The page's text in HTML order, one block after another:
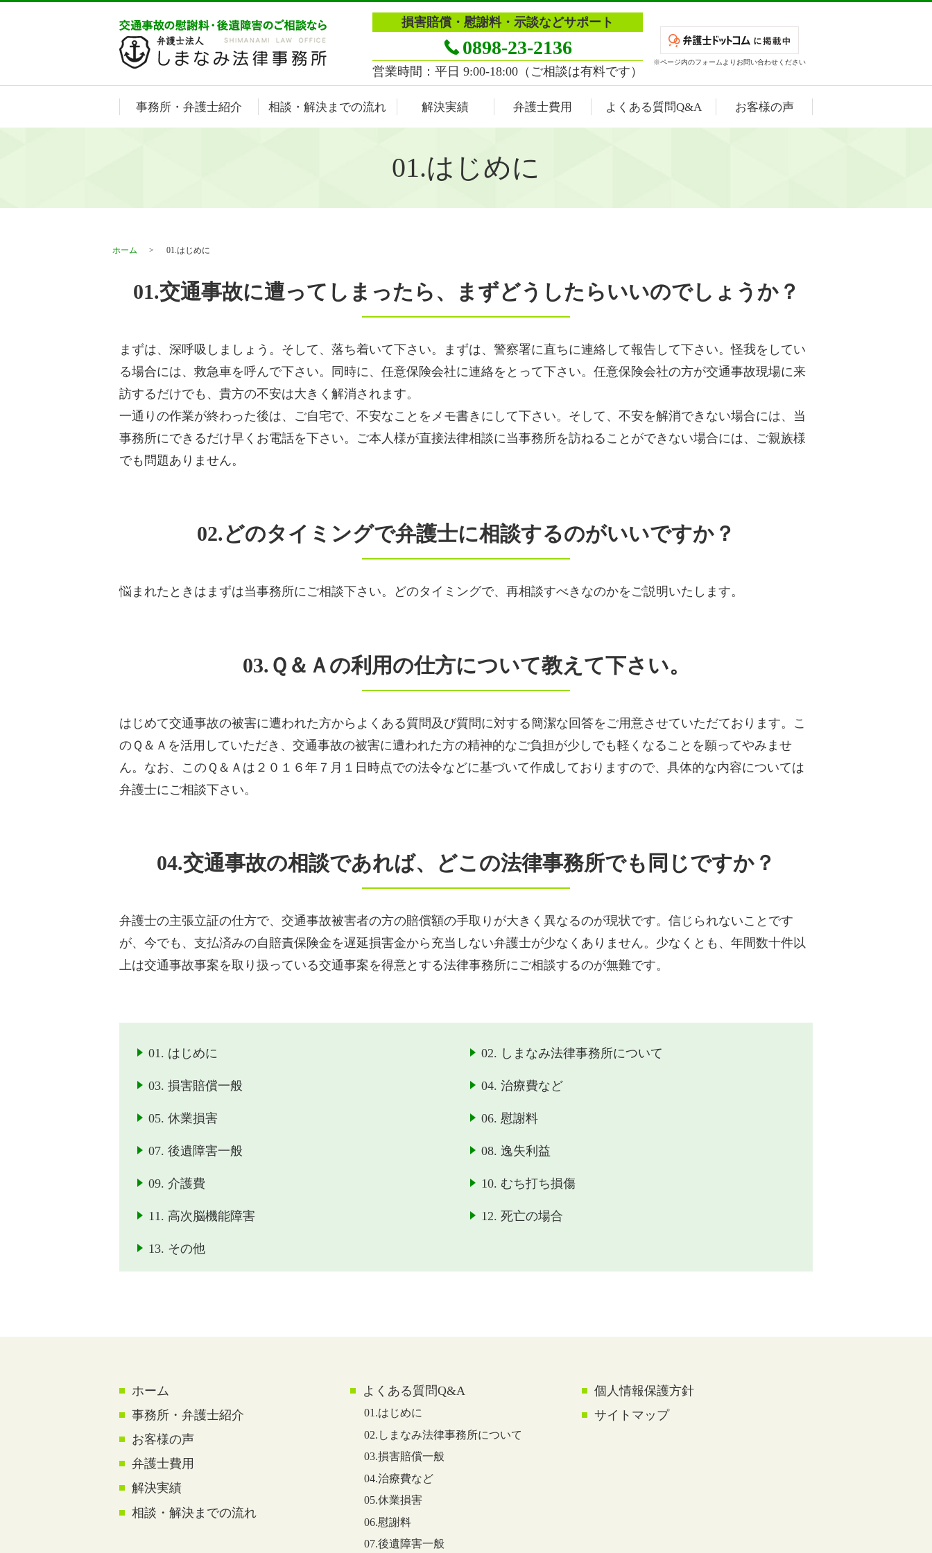
損害賠償・慰謝料・示談などサポート
0898-23-2136
営業時間：平日 9:00-18:00（ご相談は有料です）
※ページ内のフォームよりお問い合わせください
事務所・弁護士紹介 相談・解決までの流れ 解決実績 弁護士費用 よくある質問Q&A お客様の声
01.はじめに
ホーム 01.はじめに
01.交通事故に遭ってしまったら、まずどうしたらいいのでしょうか？
まずは、深呼吸しましょう。そして、落ち着いて下さい。まずは、警察署に直ちに連絡して報告して下さい。怪我をしてい
る場合には、救急車を呼んで下さい。同時に、任意保険会社に連絡をとって下さい。任意保険会社の方が交通事故現場に来
訪するだけでも、貴方の不安は大きく解消されます。
一通りの作業が終わった後は、ご自宅で、不安なことをメモ書きにして下さい。そして、不安を解消できない場合には、当
事務所にできるだけ早くお電話を下さい。ご本人様が直接法律相談に当事務所を訪ねることができない場合には、ご親族様
でも問題ありません。
02.どのタイミングで弁護士に相談するのがいいですか？
悩まれたときはまずは当事務所にご相談下さい。どのタイミングで、再相談すべきなのかをご説明いたします。
03.Ｑ＆Ａの利用の仕方について教えて下さい。
はじめて交通事故の被害に遭われた方からよくある質問及び質問に対する簡潔な回答をご用意させていただております。こ
のＱ＆Ａを活用していただき、交通事故の被害に遭われた方の精神的なご負担が少しでも軽くなることを願ってやみませ
ん。なお、このＱ＆Ａは２０１６年７月１日時点での法令などに基づいて作成しておりますので、具体的な内容については
弁護士にご相談下さい。
04.交通事故の相談であれば、どこの法律事務所でも同じですか？
弁護士の主張立証の仕方で、交通事故被害者の方の賠償額の手取りが大きく異なるのが現状です。信じられないことです
が、今でも、支払済みの自賠責保険金を遅延損害金から充当しない弁護士が少なくありません。少なくとも、年間数十件以
上は交通事故事案を取り扱っている交通事案を得意とする法律事務所にご相談するのが無難です。
01. はじめに 02. しまなみ法律事務所について
03. 損害賠償一般 04. 治療費など
05. 休業損害 06. 慰謝料
07. 後遺障害一般 08. 逸失利益
09. 介護費 10. むち打ち損傷
11. 高次脳機能障害 12. 死亡の場合
13. その他
ホーム
事務所・弁護士紹介
お客様の声
弁護士費用
解決実績
相談・解決までの流れ
よくある質問Q&A
01.はじめに
02.しまなみ法律事務所について
03.損害賠償一般
04.治療費など
05.休業損害
06.慰謝料
07.後遺障害一般
個人情報保護方針
サイトマップ